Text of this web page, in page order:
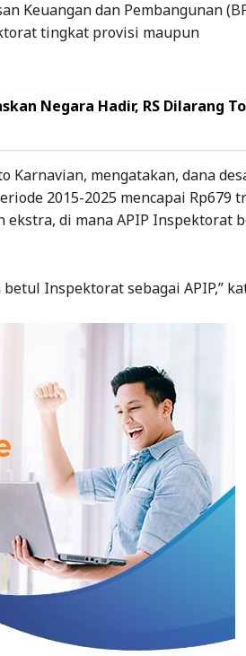
Keuangan dan Pembangunan
tingkat provisi maupun
Negara Hadir, RS Dilarang
mengatakan, dana
2015-2025 mencapai Rp679
di mana APIP Inspektorat
Inspektorat sebagai APIP,”